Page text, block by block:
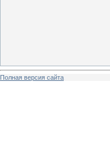
Полная версия сайта